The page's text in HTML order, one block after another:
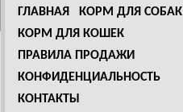
ГЛАВНАЯ
КОРМ ДЛЯ СОБАК
КОРМ ДЛЯ КОШЕК
ПРАВИЛА ПРОДАЖИ
КОНФИДЕНЦИАЛЬНОСТЬ
КОНТАКТЫ